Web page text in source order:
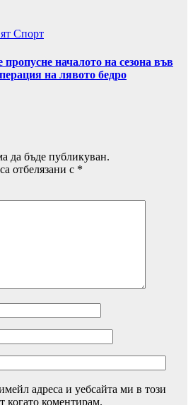
Спорт
началото на сезона във
на лявото бедро
да бъде публикуван.
отбелязани с *
адреса и уебсайта ми в този
когато коментирам.